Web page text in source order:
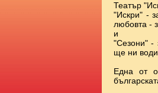
Театър
"Искри" -
любовта -
и
"Сезони" -
ще ни води
Една от